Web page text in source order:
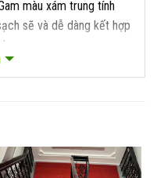
màu xám trung tính
sẽ và dễ dàng kết hợp